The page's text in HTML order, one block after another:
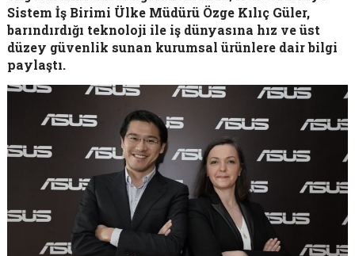
Sistem İş Birimi Ülke Müdürü Özge Kılıç Güler,
barındırdığı teknoloji ile iş dünyasına hız ve üst
düzey güvenlik sunan kurumsal ürünlere dair bilgi
paylaştı.